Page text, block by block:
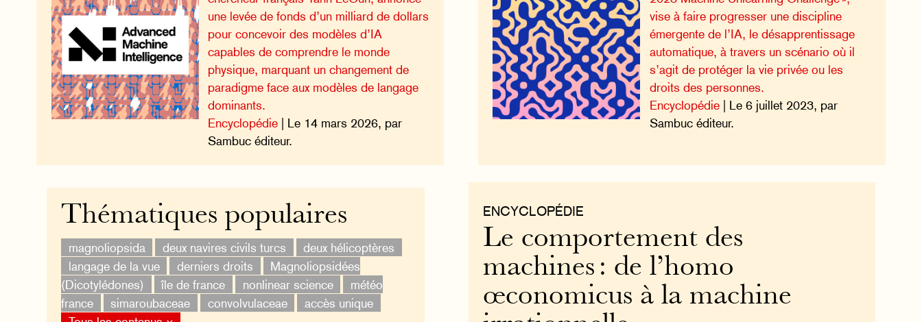
vise à faire progresser une discipline
émergente de l’IA, le désapprentissage
automatique, à travers un scénario où il
s’agit de protéger la vie privée ou les
droits des personnes.
Encyclopédie| Le 6 juillet 2023, par
Sambuc éditeur.
une levée de fonds d’un milliard de dollars
pour concevoir des modèles d’IA
capables de comprendre le monde
physique, marquant un changement de
paradigme face aux modèles de langage
dominants.
Encyclopédie | Le 14 mars 2026, par
Sambuc éditeur.
ENCYCLOPÉDIE
Le comportement des
machines : de l’homo
œconomicus à la machine
Thématiques populaires
magnoliopsida deux navires civils turcs
deux hélicoptères
langage de la vue
derniers droits
Magnoliopsidées
(Dicotylédones)
île de france nonlinear science
météo
france
simaroubaceae convolvulaceae
accès unique